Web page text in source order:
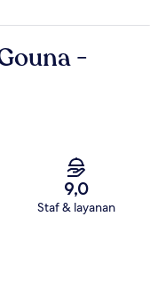
-
9,0
Staf & layanan